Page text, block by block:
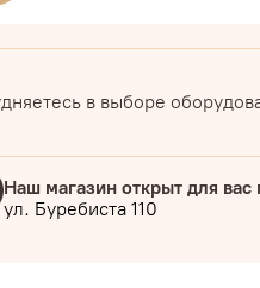
в выборе
Наш магазин открыт для вас
ул. Буребиста 110